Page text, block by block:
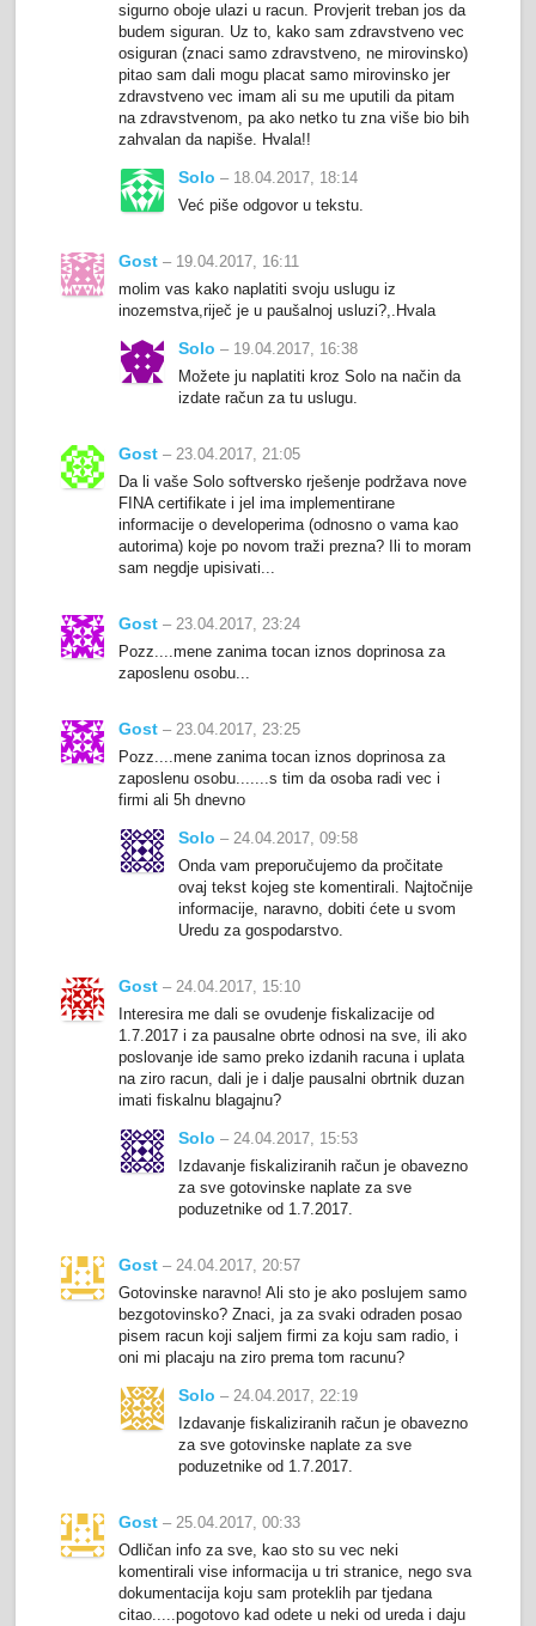
sigurno oboje ulazi u racun. Provjerit treban jos da
budem siguran. Uz to, kako sam zdravstveno vec
osiguran (znaci samo zdravstveno, ne mirovinsko)
pitao sam dali mogu placat samo mirovinsko jer
zdravstveno vec imam ali su me uputili da pitam
na zdravstvenom, pa ako netko tu zna više bio bih
zahvalan da napiše. Hvala!!
Solo – 18.04.2017, 18:14
Već piše odgovor u tekstu.
Gost – 19.04.2017, 16:11
molim vas kako naplatiti svoju uslugu iz
inozemstva,riječ je u paušalnoj usluzi?,.Hvala
Solo – 19.04.2017, 16:38
Možete ju naplatiti kroz Solo na način da
izdate račun za tu uslugu.
Gost – 23.04.2017, 21:05
Da li vaše Solo softversko rješenje podržava nove
FINA certifikate i jel ima implementirane
informacije o developerima (odnosno o vama kao
autorima) koje po novom traži prezna? Ili to moram
sam negdje upisivati...
Gost – 23.04.2017, 23:24
Pozz....mene zanima tocan iznos doprinosa za
zaposlenu osobu...
Gost – 23.04.2017, 23:25
Pozz....mene zanima tocan iznos doprinosa za
zaposlenu osobu.......s tim da osoba radi vec i
firmi ali 5h dnevno
Solo – 24.04.2017, 09:58
Onda vam preporučujemo da pročitate
ovaj tekst kojeg ste komentirali. Najtočnije
informacije, naravno, dobiti ćete u svom
Uredu za gospodarstvo.
Gost – 24.04.2017, 15:10
Interesira me dali se ovudenje fiskalizacije od
1.7.2017 i za pausalne obrte odnosi na sve, ili ako
poslovanje ide samo preko izdanih racuna i uplata
na ziro racun, dali je i dalje pausalni obrtnik duzan
imati fiskalnu blagajnu?
Solo – 24.04.2017, 15:53
Izdavanje fiskaliziranih račun je obavezno
za sve gotovinske naplate za sve
poduzetnike od 1.7.2017.
Gost – 24.04.2017, 20:57
Gotovinske naravno! Ali sto je ako poslujem samo
bezgotovinsko? Znaci, ja za svaki odraden posao
pisem racun koji saljem firmi za koju sam radio, i
oni mi placaju na ziro prema tom racunu?
Solo – 24.04.2017, 22:19
Izdavanje fiskaliziranih račun je obavezno
za sve gotovinske naplate za sve
poduzetnike od 1.7.2017.
Gost – 25.04.2017, 00:33
Odličan info za sve, kao sto su vec neki
komentirali vise informacija u tri stranice, nego sva
dokumentacija koju sam proteklih par tjedana
citao.....pogotovo kad odete u neki od ureda i daju